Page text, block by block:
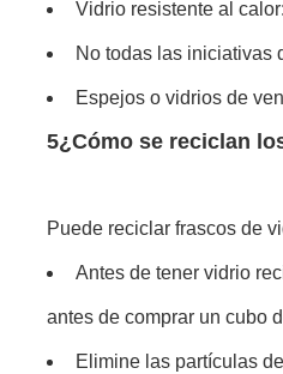
Vidrio resistente al
No todas las iniciativas
Espejos o vidrios de
5¿Cómo se reciclan
Puede reciclar frascos de
Antes de tener vidrio
antes de comprar un cubo
Elimine las partículas